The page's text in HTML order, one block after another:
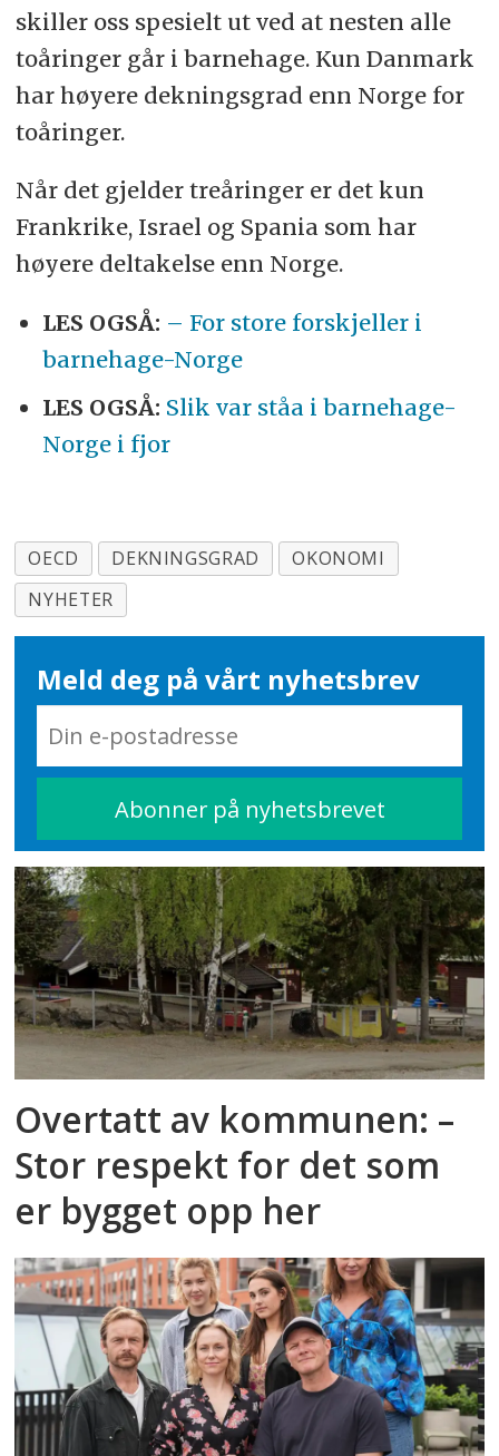
skiller oss spesielt ut ved at nesten alle
toåringer går i barnehage. Kun Danmark
har høyere dekningsgrad enn Norge for
toåringer.
Når det gjelder treåringer er det kun
Frankrike, Israel og Spania som har
høyere deltakelse enn Norge.
LES OGSÅ: – For store forskjeller i
barnehage-Norge
LES OGSÅ: Slik var ståa i barnehage-
Norge i fjor
OECD DEKNINGSGRAD
OKONOMI
NYHETER
Meld deg på vårt nyhetsbrev
Overtatt av kommunen: –
Stor respekt for det som
er bygget opp her